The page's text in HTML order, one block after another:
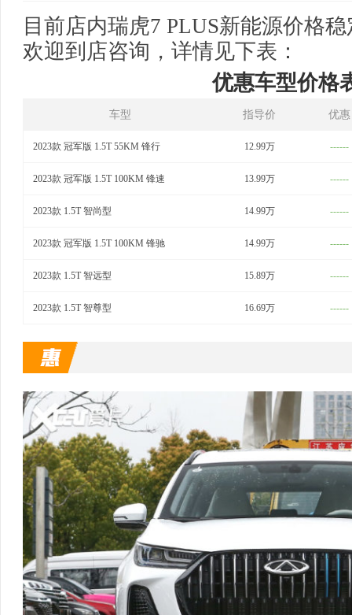
目前店内瑞虎7 PLUS新能源价格
欢迎到店咨询，详情见下表：
优惠车型价格
车型 指导价 优惠
2023款 冠军版 1.5T 55KM 锋行 12.99万 ------
2023款 冠军版 1.5T 100KM 锋速 13.99万 ------
2023款 1.5T 智尚型 14.99万 ------
2023款 冠军版 1.5T 100KM 锋驰 14.99万 ------
2023款 1.5T 智远型 15.89万 ------
2023款 1.5T 智尊型 16.69万 ------